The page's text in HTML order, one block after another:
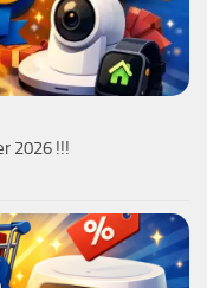
2026 !!!